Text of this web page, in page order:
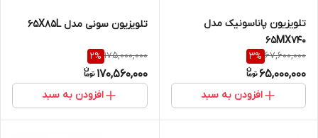
تلویزیون پاناسونیک مدل
65MX740
67,600,000
3%
65,000,000
افزودن به سبد
تلویزیون سونی مدل 65X85L
175,000,000
2%
170,560,000
افزودن به سبد